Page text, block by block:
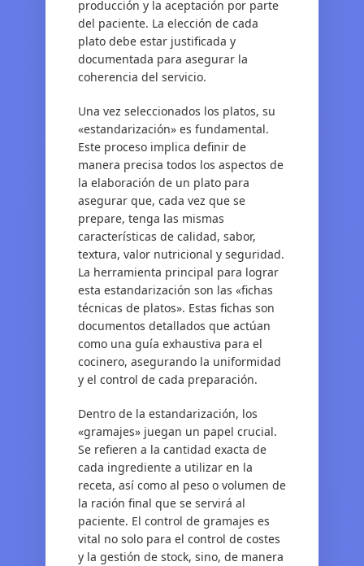
producción y la aceptación por parte
del paciente. La elección de cada
plato debe estar justificada y
documentada para asegurar la
coherencia del servicio.
Una vez seleccionados los platos, su
«estandarización» es fundamental.
Este proceso implica definir de
manera precisa todos los aspectos de
la elaboración de un plato para
asegurar que, cada vez que se
prepare, tenga las mismas
características de calidad, sabor,
textura, valor nutricional y seguridad.
La herramienta principal para lograr
esta estandarización son las «fichas
técnicas de platos». Estas fichas son
documentos detallados que actúan
como una guía exhaustiva para el
cocinero, asegurando la uniformidad
y el control de cada preparación.
Dentro de la estandarización, los
«gramajes» juegan un papel crucial.
Se refieren a la cantidad exacta de
cada ingrediente a utilizar en la
receta, así como al peso o volumen de
la ración final que se servirá al
paciente. El control de gramajes es
vital no solo para el control de costes
y la gestión de stock, sino, de manera